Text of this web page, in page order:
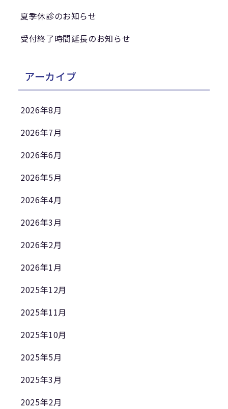
夏季休診のお知らせ
受付終了時間延長のお知らせ
アーカイブ
2026年8月
2026年7月
2026年6月
2026年5月
2026年4月
2026年3月
2026年2月
2026年1月
2025年12月
2025年11月
2025年10月
2025年5月
2025年3月
2025年2月